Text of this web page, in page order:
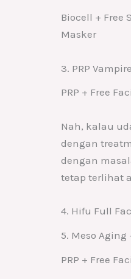
Biocell + Free
Masker
3. PRP
PRP + Free
Nah, kalau
dengan
dengan
tetap terlihat
4. Hifu Full
5. Meso Aging
PRP + Free